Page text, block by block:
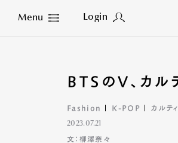
Menu Login
Close
BTSのV、カル
Fashion K-POP カルテ
2023.07.21
文：柳澤奈々